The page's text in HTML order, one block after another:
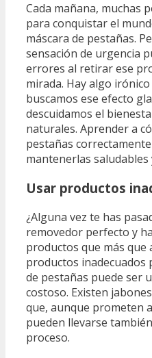
Cada mañana, muchas
para conquistar el
máscara de pestañas.
sensación de urgencia
errores al retirar ese
mirada. Hay algo
buscamos ese efecto
descuidamos el
naturales. Aprender a
pestañas
mantenerlas saludables
Usar productos
¿Alguna vez te has
removedor perfecto y
productos que más que
productos inadecuados
de pestañas puede ser
costoso. Existen
que, aunque prometen
pueden llevarse
proceso.